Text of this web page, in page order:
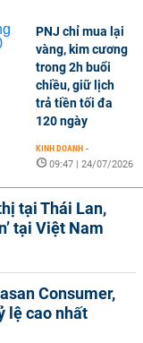
PNJ chỉ mua lại
vàng, kim cương
trong 2h buổi
chiều, giữ lịch
trả tiền tối đa
120 ngày
KINH DOANH -
09:47 | 24/07/2026
tại Thái Lan,
tại Việt Nam
Consumer,
lệ cao nhất